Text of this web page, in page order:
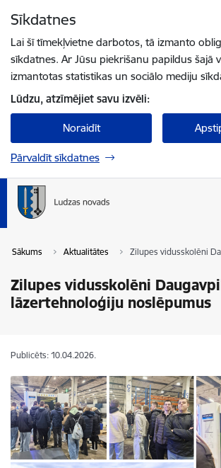
Sīkdatnes
Lai šī tīmekļvietne darbotos, tā izmanto
sīkdatnes. Ar Jūsu piekrišanu papildus šajā
izmantotas statistikas un sociālo mediju
Lūdzu, atzīmējiet savu izvēli:
Noraidīt
Pārvaldīt sīkdatnes
Sākums Aktualitātes Zilupes vidusskolēni
Zilupes vidusskolēni
lāzertehnoloģiju noslēpumus
Publicēts: 10.04.2026.